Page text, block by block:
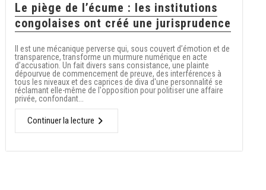
Le piège de l’écume : les institutions
congolaises ont créé une jurisprudence
Il est une mécanique perverse qui, sous couvert d’émotion et de
transparence, transforme un murmure numérique en acte
d’accusation. Un fait divers sans consistance, une plainte
dépourvue de commencement de preuve, des interférences à
tous les niveaux et des caprices de diva d'une personnalité se
réclamant elle-même de l'opposition pour politiser une affaire
privée, confondant...
Continuer la lecture